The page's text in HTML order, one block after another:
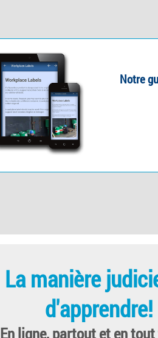
Notre
La manière
d'apprendre!
En ligne, partout et en